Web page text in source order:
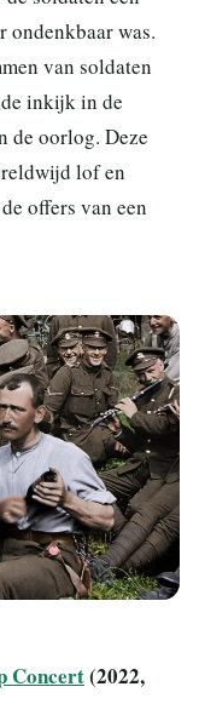
ondenkbaar was.
van soldaten
inkijk in de
de oorlog. Deze
lof en
offers van een
Concert(2022,